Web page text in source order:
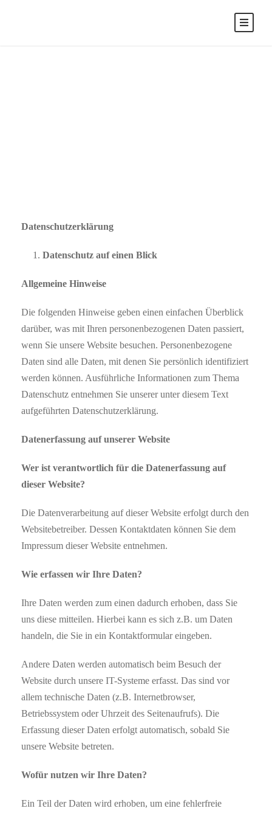
Datenschutzerklärung
Datenschutz auf einen Blick
Allgemeine Hinweise
Die folgenden Hinweise geben einen einfachen Überblick
darüber, was mit Ihren personenbezogenen Daten passiert,
wenn Sie unsere Website besuchen. Personenbezogene
Daten sind alle Daten, mit denen Sie persönlich identifiziert
werden können. Ausführliche Informationen zum Thema
Datenschutz entnehmen Sie unserer unter diesem Text
aufgeführten Datenschutzerklärung.
Datenerfassung auf unserer Website
Wer ist verantwortlich für die Datenerfassung auf
dieser Website?
Die Datenverarbeitung auf dieser Website erfolgt durch den
Websitebetreiber. Dessen Kontaktdaten können Sie dem
Impressum dieser Website entnehmen.
Wie erfassen wir Ihre Daten?
Ihre Daten werden zum einen dadurch erhoben, dass Sie
uns diese mitteilen. Hierbei kann es sich z.B. um Daten
handeln, die Sie in ein Kontaktformular eingeben.
Andere Daten werden automatisch beim Besuch der
Website durch unsere IT-Systeme erfasst. Das sind vor
allem technische Daten (z.B. Internetbrowser,
Betriebssystem oder Uhrzeit des Seitenaufrufs). Die
Erfassung dieser Daten erfolgt automatisch, sobald Sie
unsere Website betreten.
Wofür nutzen wir Ihre Daten?
Ein Teil der Daten wird erhoben, um eine fehlerfreie